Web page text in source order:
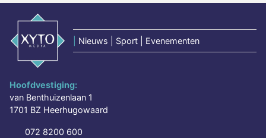
Nieuws | Sport | Evenementen
Hoofdvestiging:
van Benthuizenlaan 1
1701 BZ Heerhugowaard
072 8200 600